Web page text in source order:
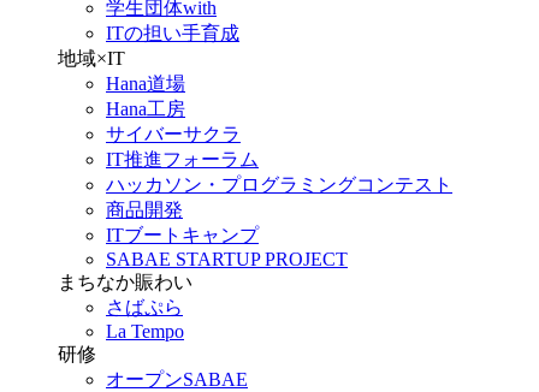
学生団体with
ITの担い手育成
地域×IT
Hana道場
Hana工房
サイバーサクラ
IT推進フォーラム
ハッカソン・プログラミングコンテスト
商品開発
ITブートキャンプ
SABAE STARTUP PROJECT
まちなか賑わい
さばぷら
La Tempo
研修
オープンSABAE